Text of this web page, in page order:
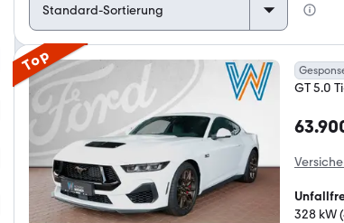
Top
GT 5.0
328 kW